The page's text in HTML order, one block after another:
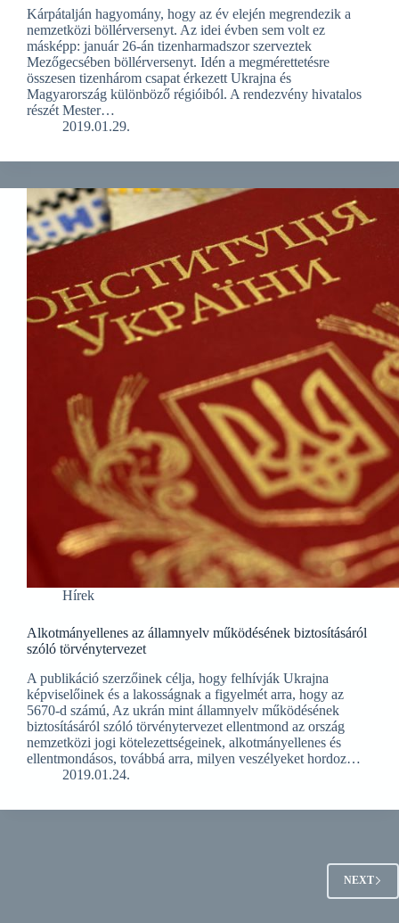
Kárpátalján hagyomány, hogy az év elején megrendezik a
nemzetközi böllérversenyt. Az idei évben sem volt ez
másképp: január 26-án tizenharmadszor szerveztek
Mezőgecsében böllérversenyt. Idén a megmérettetésre
összesen tizenhárom csapat érkezett Ukrajna és
Magyarország különböző régióiból. A rendezvény hivatalos
részét Mester…
2019.01.29.
Hírek
Alkotmányellenes az államnyelv működésének biztosításáról
szóló törvénytervezet
A publikáció szerzőinek célja, hogy felhívják Ukrajna
képviselőinek és a lakosságnak a figyelmét arra, hogy az
5670-d számú, Az ukrán mint államnyelv működésének
biztosításáról szóló törvénytervezet ellentmond az ország
nemzetközi jogi kötelezettségeinek, alkotmányellenes és
ellentmondásos, továbbá arra, milyen veszélyeket hordoz…
2019.01.24.
NEXT